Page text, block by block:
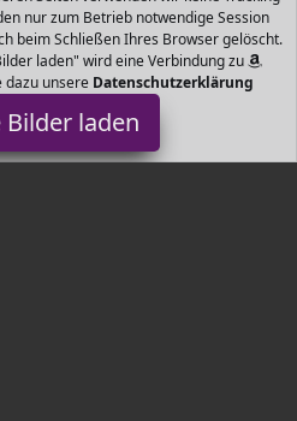
nur zum Betrieb notwendige Session
beim Schließen Ihres Browser gelöscht.
laden" wird eine Verbindung zu
dazu unsere Datenschutzerklärung
laden